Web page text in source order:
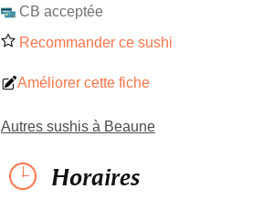
CB acceptée
Recommander ce sushi
Améliorer cette fiche
Autres sushis à Beaune
Horaires